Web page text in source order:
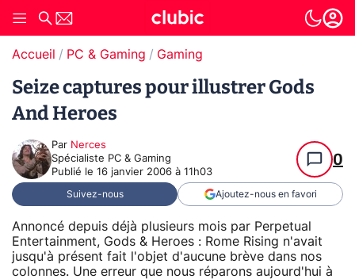
Accueil PC & Gaming Gaming
Seize captures pour illustrer Gods
And Heroes
Par Nerces
Spécialiste PC & Gaming
Publié le 16 janvier 2006 à 11h03
0
Suivez-nous Ajoutez-nous en favori
Annoncé depuis déjà plusieurs mois par Perpetual
Entertainment, Gods & Heroes : Rome Rising n'avait
jusqu'à présent fait l'objet d'aucune brève dans nos
colonnes. Une erreur que nous réparons aujourd'hui à